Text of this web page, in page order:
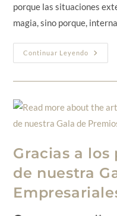
porque las situaciones
magia, sino porque,
Continuar Leyendo
Gracias a
de nuestra